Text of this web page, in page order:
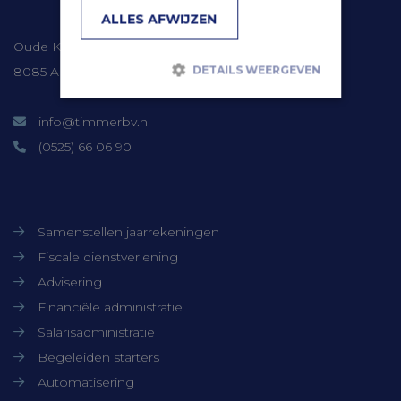
Contactgegevens
Oude Kerkweg 41
8085 AM Doornspijk
info@timmerbv.nl
(0525) 66 06 90
Samenstellen jaarrekeningen
Fiscale dienstverlening
Advisering
Financiële administratie
Salarisadministratie
Begeleiden starters
Automatisering
ALLES AFWIJZEN
DETAILS WEERGEVEN
Strikt noodzakelijk
kernfunctionaliteiten van de website
mogelijk, zoals gebruikersaanmelding en
accountbeheer. De website kan niet goed
noodzakelijke cookies.